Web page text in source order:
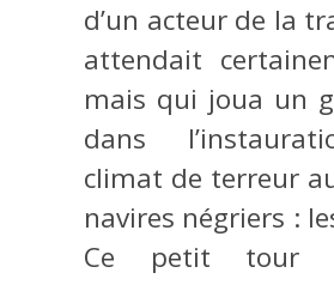
d’un acteur de la
attendait
mais qui joua un
dans
climat de terreur
navires négriers :
Ce petit tour